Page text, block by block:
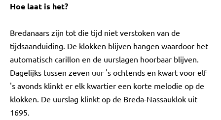
Hoe laat is het?
Bredanaars zijn tot die tijd niet verstoken van de
tijdsaanduiding. De klokken blijven hangen waardoor het
automatisch carillon en de uurslagen hoorbaar blijven.
Dagelijks tussen zeven uur 's ochtends en kwart voor elf
's avonds klinkt er elk kwartier een korte melodie op de
klokken. De uurslag klinkt op de Breda-Nassauklok uit
1695.